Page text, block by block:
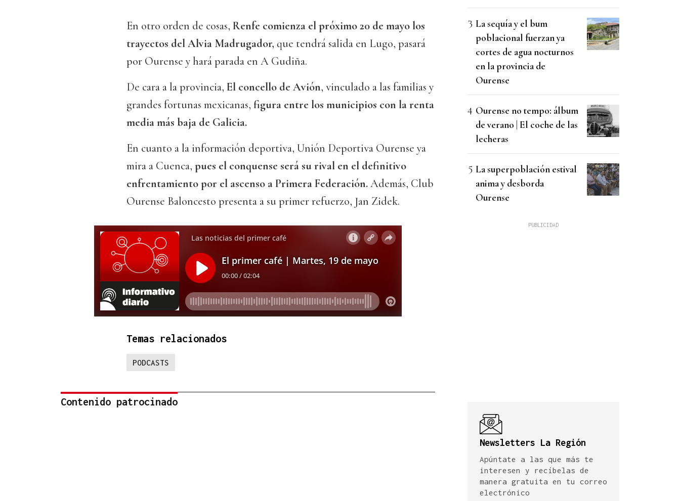
En otro orden de cosas, Renfe comienza el próximo 20 de mayo los
trayectos del Alvia Madrugador, que tendrá salida en Lugo, pasará
por Ourense y hará parada en A Gudiña.
De cara a la provincia, El concello de Avión, vinculado a las familias y
grandes fortunas mexicanas, figura entre los municipios con la renta
media más baja de Galicia.
En cuanto a la información deportiva, Unión Deportiva Ourense ya
mira a Cuenca, pues el conquense será su rival en el definitivo
enfrentamiento por el ascenso a Primera Federación.Además, Club
Ourense Baloncesto presenta a su primer refuerzo, Jan Zidek.
Temas relacionados
PODCASTS
Contenido patrocinado
La sequía y el bum
poblacional fuerzan ya
cortes de agua nocturnos
en la provincia de
Ourense
Ourense no tempo: álbum
de verano | El coche de las
lecheras
La superpoblación estival
anima y desborda
Ourense
Newsletters La Región
Apúntate a las que más te
interesen y recíbelas de
manera gratuita en tu correo
electrónico